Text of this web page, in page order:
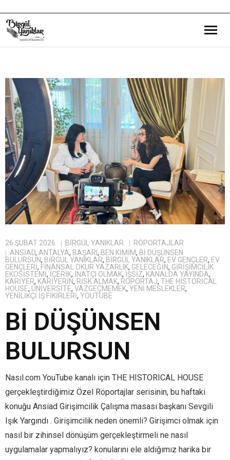
Eğitim Yazılarım
Gezi ve Kültür Yazılarım
Röportajlarım
Destek Olduğum Projeler
Yürüttüğüm Projeler
26 ŞUBAT 2026 BIRGÜL YANIKLAR
RÖPORTAJLAR
ANSIAD, ANTALYA, BAŞARI , BEN KIMIM, BI DÜŞÜNSEN
BULURSUN, BİRGÜL YANIKLAR, BIRGÜL YANIKLAR, EV GENÇLER, EV
GENÇLERI, FINANSAL OKUR YAZARLIK, GELECEĞIN, GIRIŞIMCILIK
EKOSISTEMI, IÇERIK, INATÇI OLMAK, IŞSIZ, KANALDA YAYINDA,
KARIYER, KARIYERIN, RISK ALMAK, RÖPORTAJ, THE HISTORICAL
HOUSE, ÜNIVERSITE, VAZGEÇMEMEK, YENI MESLEKLER,
YENILIKÇI IŞ FIKIRLERI, YOUTUBE
Bİ DÜŞÜNSEN
BULURSUN
Nasıl.com YouTube kanalı için THE HISTORICAL HOUSE
gerçekleştirdiğimiz Özel Röportajlar serisinin, bu haftaki
konuğu Ansiad Girişimcilik Çalışma masası başkanı Sevgili
Işık Yargındı . Girişimcilik neden önemli? Girişimci olmak için
nasıl bir zihinsel dönüşüm gerçekleştirmeli ne nasıl
uygulamalar yapmalıyız? konularını ele aldığımız harika bir